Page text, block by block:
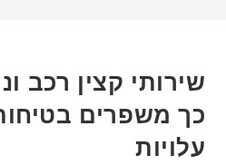
שירותי קצין רכב
כך משפרים
עלויות